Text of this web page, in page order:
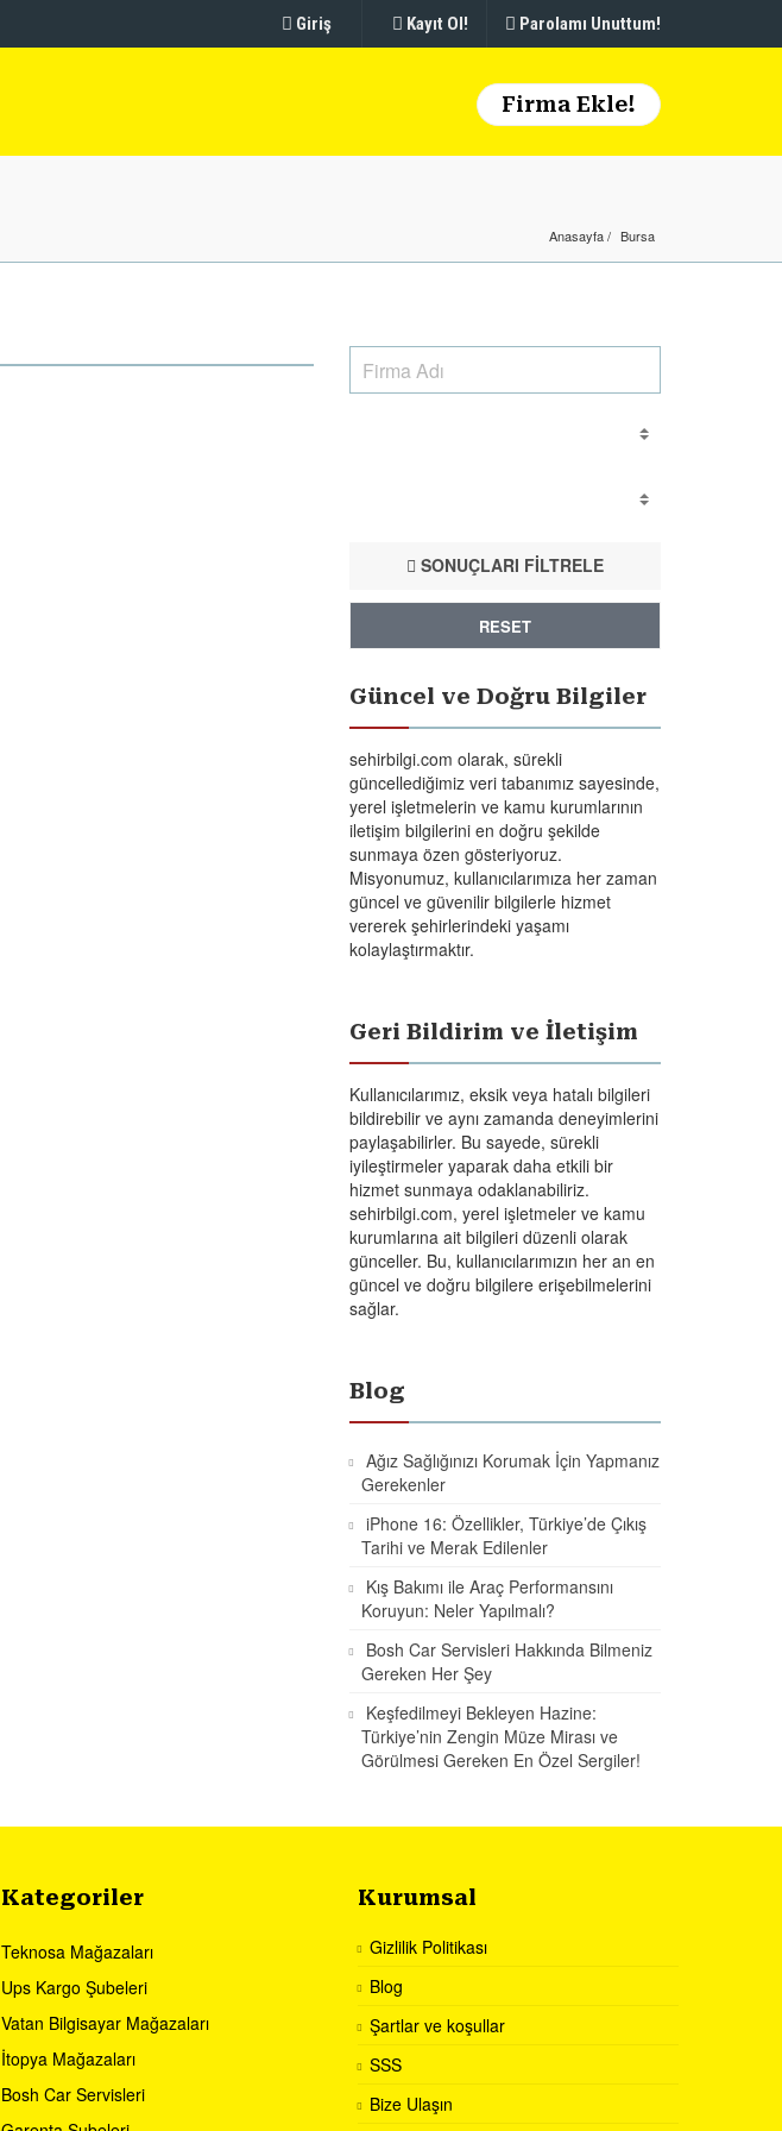
Giriş Kayıt Ol! Parolamı Unuttum!
Firma Ekle!
Anasayfa Bursa
SONUÇLARI FİLTRELE
RESET
Güncel ve Doğru Bilgiler
sehirbilgi.com olarak, sürekli
güncellediğimiz veri tabanımız sayesinde,
yerel işletmelerin ve kamu kurumlarının
iletişim bilgilerini en doğru şekilde
sunmaya özen gösteriyoruz.
Misyonumuz, kullanıcılarımıza her zaman
güncel ve güvenilir bilgilerle hizmet
vererek şehirlerindeki yaşamı
kolaylaştırmaktır.
Geri Bildirim ve İletişim
Kullanıcılarımız, eksik veya hatalı bilgileri
bildirebilir ve aynı zamanda deneyimlerini
paylaşabilirler. Bu sayede, sürekli
iyileştirmeler yaparak daha etkili bir
hizmet sunmaya odaklanabiliriz.
sehirbilgi.com, yerel işletmeler ve kamu
kurumlarına ait bilgileri düzenli olarak
günceller. Bu, kullanıcılarımızın her an en
güncel ve doğru bilgilere erişebilmelerini
sağlar.
Blog
Ağız Sağlığınızı Korumak İçin Yapmanız
Gerekenler
iPhone 16: Özellikler, Türkiye’de Çıkış
Tarihi ve Merak Edilenler
Kış Bakımı ile Araç Performansını
Koruyun: Neler Yapılmalı?
Bosh Car Servisleri Hakkında Bilmeniz
Gereken Her Şey
Keşfedilmeyi Bekleyen Hazine:
Türkiye’nin Zengin Müze Mirası ve
Görülmesi Gereken En Özel Sergiler!
Kategoriler
Teknosa Mağazaları
Ups Kargo Şubeleri
Vatan Bilgisayar Mağazaları
İtopya Mağazaları
Bosh Car Servisleri
Kurumsal
Gizlilik Politikası
Blog
Şartlar ve koşullar
SSS
Bize Ulaşın